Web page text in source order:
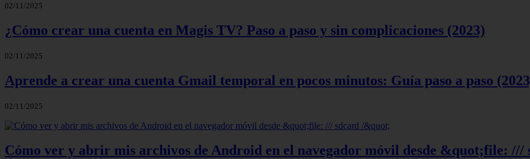
02/11/2025
¿Cómo crear una cuenta en Magis TV? Paso a paso y sin complicaciones (2023)
02/11/2025
Aprende a crear una cuenta Gmail temporal en pocos minutos: Guía paso a paso
02/11/2025
Cómo ver y abrir mis archivos de Android en el navegador móvil desde &quot;file: